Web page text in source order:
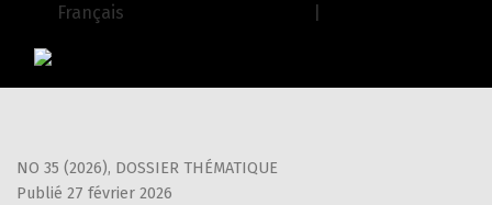
The personal is collective: Egyptian first-person –
Français
NO 35 (2026), DOSSIER THÉMATIQUE
Publié 27 février 2026